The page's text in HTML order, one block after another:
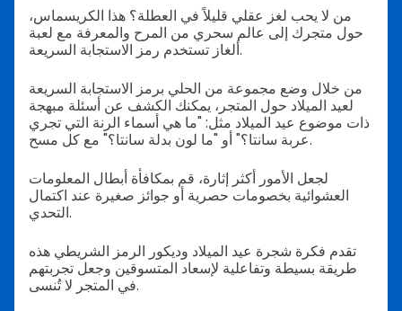
من لا يحب لغز عقلي قليلاً في العطلة؟ هذا الكريسماس،
حول متجرك إلى عالم سحري من المرح والمعرفة مع لعبة
ألغاز تستخدم رمز الاستجابة السريعة.
من خلال وضع مجموعة من الحلي برمز الاستجابة السريعة
لعيد الميلاد حول المتجر، يمكنك الكشف عن أسئلة مبهجة
ذات موضوع عيد الميلاد مثل: "ما هي أسماء الرنة التي تجري
عربة سانتا؟" أو "ما لون بدلة سانتا؟" مع كل مسح.
لجعل الأمور أكثر إثارة، قم بمكافأة أبطال المعلومات
العشوائية بخصومات حصرية أو جوائز صغيرة عند اكتمال
التحدي.
تقدم فكرة شجرة عيد الميلاد وديكور الرمز الشريطي هذه
طريقة بسيطة وتفاعلية لإسعاد المتسوقين وجعل تجربتهم
في المتجر لا تُنسى.